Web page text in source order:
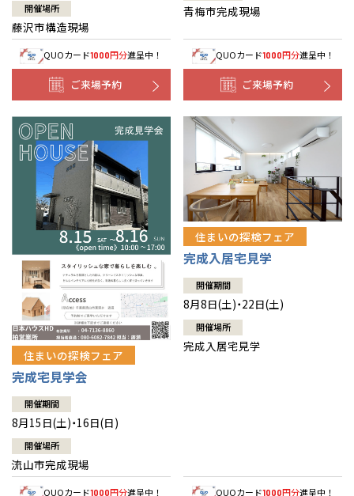
開催場所
藤沢市構造現場
QUOカード1000円分進呈中！
ご来場予約
青梅市完成現場
QUOカード1000円分進呈中！
ご来場予約
住まいの探検フェア
完成宅見学会
開催期間
8月15日(土)・16日(日)
開催場所
流山市完成現場
QUOカード1000円分進呈中！
住まいの探検フェア
完成入居宅見学
開催期間
8月8日(土)・22日(土)
開催場所
完成入居宅見学
QUOカード1000円分進呈中！